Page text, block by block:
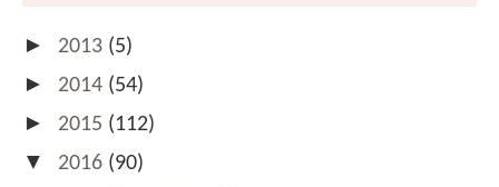
► 2013 (5)
► 2014 (54)
► 2015 (112)
▼ 2016 (90)